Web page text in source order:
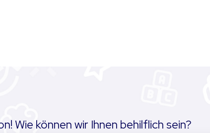
Wie können wir Ihnen behilflich sein?